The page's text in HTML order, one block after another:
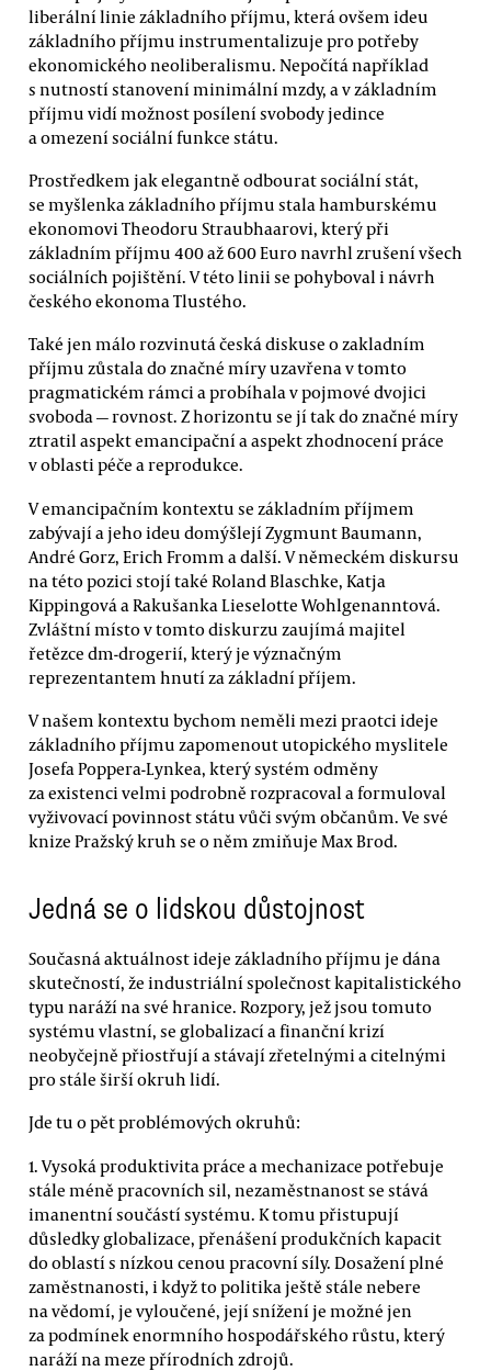
liberální linie základního příjmu, která ovšem ideu
základního příjmu instrumentalizuje pro potřeby
ekonomického neoliberalismu. Nepočítá například
s nutností stanovení minimální mzdy, a v základním
příjmu vidí možnost posílení svobody jedince
a omezení sociální funkce státu.
Prostředkem jak elegantně odbourat sociální stát,
se myšlenka základního příjmu stala hamburskému
ekonomovi Theodoru Straubhaarovi, který při
základním příjmu 400 až 600 Euro navrhl zrušení všech
sociálních pojištění. V této linii se pohyboval i návrh
českého ekonoma Tlustého.
Také jen málo rozvinutá česká diskuse o zakladním
příjmu zůstala do značné míry uzavřena v tomto
pragmatickém rámci a probíhala v pojmové dvojici
svoboda — rovnost. Z horizontu se jí tak do značné míry
ztratil aspekt emancipační a aspekt zhodnocení práce
v oblasti péče a reprodukce.
V emancipačním kontextu se základním příjmem
zabývají a jeho ideu domýšlejí Zygmunt Baumann,
André Gorz, Erich Fromm a další. V německém diskursu
na této pozici stojí také Roland Blaschke, Katja
Kippingová a Rakušanka Lieselotte Wohlgenanntová.
Zvláštní místo v tomto diskurzu zaujímá majitel
řetězce dm-drogerií, který je význačným
reprezentantem hnutí za základní příjem.
V našem kontextu bychom neměli mezi praotci ideje
základního příjmu zapomenout utopického myslitele
Josefa Poppera-Lynkea, který systém odměny
za existenci velmi podrobně rozpracoval a formuloval
vyživovací povinnost státu vůči svým občanům. Ve své
knize Pražský kruh se o něm zmiňuje Max Brod.
Jedná se o lidskou důstojnost
Současná aktuálnost ideje základního příjmu je dána
skutečností, že industriální společnost kapitalistického
typu naráží na své hranice. Rozpory, jež jsou tomuto
systému vlastní, se globalizací a finanční krizí
neobyčejně přiostřují a stávají zřetelnými a citelnými
pro stále širší okruh lidí.
Jde tu o pět problémových okruhů:
1. Vysoká produktivita práce a mechanizace potřebuje
stále méně pracovních sil, nezaměstnanost se stává
imanentní součástí systému. K tomu přistupují
důsledky globalizace, přenášení produkčních kapacit
do oblastí s nízkou cenou pracovní síly. Dosažení plné
zaměstnanosti, i když to politika ještě stále nebere
na vědomí, je vyloučené, její snížení je možné jen
za podmínek enormního hospodářského růstu, který
naráží na meze přírodních zdrojů.